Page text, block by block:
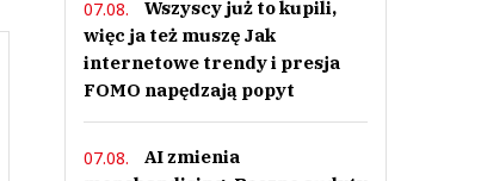
07.08.
Wszyscy już to kupili,
więc ja też muszę Jak
internetowe trendy i presja
FOMO napędzają popyt
07.08.
AI zmienia